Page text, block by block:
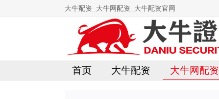
大牛配资_大牛网配资_大牛配资官网
首页 大牛配资 大牛网配资